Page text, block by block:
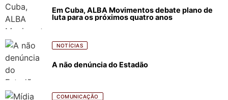
Em Cuba, ALBA Movimentos debate plano de
luta para os próximos quatro anos
NOTÍCIAS
A não denúncia do Estadão
COMUNICAÇÃO